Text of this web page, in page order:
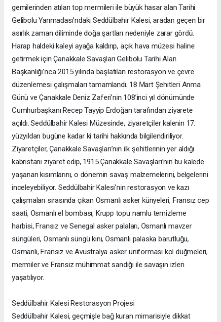
gemilerinden atılan top mermileri ile büyük hasar alan Tarihi
Gelibolu Yarımadası’ndaki Seddülbahir Kalesi, aradan geçen bir
asırlık zaman diliminde doğa şartları nedeniyle zarar gördü.
Harap haldeki kaleyi ayağa kaldırıp, açık hava müzesi haline
getirmek için Çanakkale Savaşları Gelibolu Tarihi Alan
Başkanlığı’nca 2015 yılında başlatılan restorasyon ve çevre
düzenlemesi çalışmaları tamamlandı. 18 Mart Şehitleri Anma
Günü ve Çanakkale Deniz Zaferi’nin 108’inci yıl dönümünde
Cumhurbaşkanı Recep Tayyip Erdoğan tarafından ziyarete
açıldı. Seddülbahir Kalesi Müzesinde, ziyaretçiler kalenin 17.
yüzyıldan bugüne kadar ki tarihi hakkında bilgilendiriliyor.
Ziyaretçiler, Çanakkale Savaşları’nın ilk şehitlerinin yer aldığı
kabristanı ziyaret edip, 1915 Çanakkale Savaşları’nın bu kalede
yaşanan kısımlarını, o dönemin savaş malzemelerini, belgelerini
inceleyebiliyor. Seddülbahir Kalesi’nin restorasyon ve kazı
çalışmaları sırasında çıkan Osmanlı asker künyeleri, Fransız cep
saati, Osmanlı el bombası, Krupp topu namlu temizleme
harbisi, Fransız ve Senegal asker palaları, Osmanlı mavzer
süngüleri, Osmanlı süngü kını, Osmanlı palaska barutluğu,
Osmanlı, Fransız ve Avustralya asker üniforması kol düğmeleri,
mermiler ve Fransız mühimmat sandığı ile savaşın izleri
yaşatılıyor.
Seddülbahir Kalesi Restorasyon Projesi
Seddülbahir Kalesi, geçmişle bağ kuran mimarisiyle dikkat